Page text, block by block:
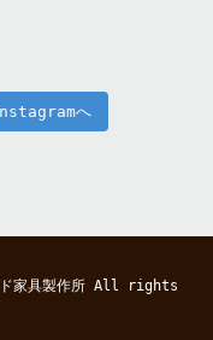
へ
家具製作所All rights